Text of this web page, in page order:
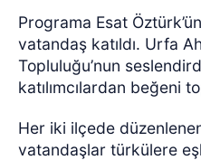
Programa Esat
vatandaş katıldı. Urfa
Topluluğu’nun
katılımcılardan beğeni
Her iki ilçede
vatandaşlar türkülere